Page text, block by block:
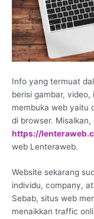
Info yang termuat
berisi gambar,
membuka web yaitu
di browser. Misalkan,
https://
web Lenteraweb.
Website sekarang
individu, company,
Sebab, situs web
menaikkan traffic